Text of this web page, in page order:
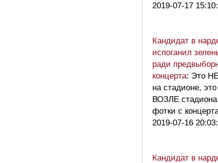
2019-07-17
Кандидат в
испоганил
ради
концерта: Это
на стадионе,
ВОЗЛЕ
фотки с
2019-07-16
Кандидат в